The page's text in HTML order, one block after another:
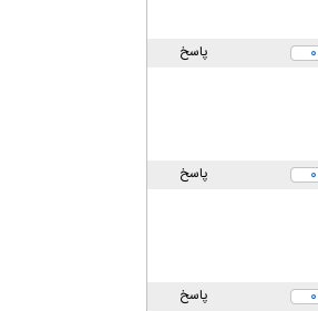
۰ پاسخ
۰ پاسخ
۰ پاسخ